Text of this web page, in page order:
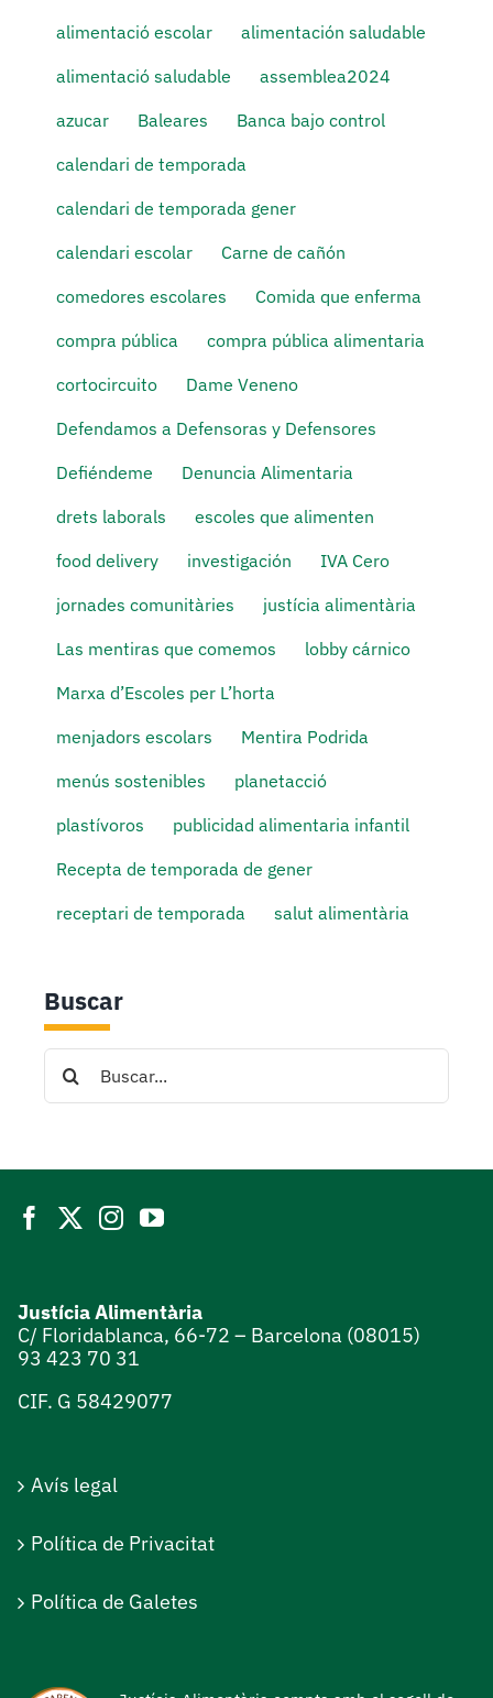
alimentació escolar
alimentación saludable
alimentació saludable
assemblea2024
azucar
Baleares
Banca bajo control
calendari de temporada
calendari de temporada gener
calendari escolar
Carne de cañón
comedores escolares
Comida que enferma
compra pública
compra pública alimentaria
cortocircuito
Dame Veneno
Defendamos a Defensoras y Defensores
Defiéndeme
Denuncia Alimentaria
drets laborals
escoles que alimenten
food delivery
investigación
IVA Cero
jornades comunitàries
justícia alimentària
Las mentiras que comemos
lobby cárnico
Marxa d’Escoles per L’horta
menjadors escolars
Mentira Podrida
menús sostenibles
planetacció
plastívoros
publicidad alimentaria infantil
Recepta de temporada de gener
receptari de temporada
salut alimentària
Buscar
Search
for:
Justícia Alimentària
C/ Floridablanca, 66-72 – Barcelona (08015)
93 423 70 31
CIF. G 58429077
Avís legal
Política de Privacitat
Política de Galetes